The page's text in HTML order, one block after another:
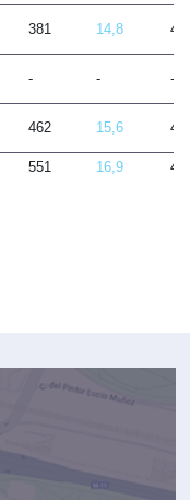
381 14,8
- - -
462 15,6
551 16,9